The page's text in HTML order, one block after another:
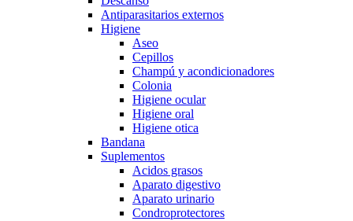
Antiparasitarios externos
Higiene
Aseo
Cepillos
Champú y acondicionadores
Colonia
Higiene ocular
Higiene oral
Higiene otica
Bandana
Suplementos
Acidos grasos
Aparato digestivo
Aparato urinario
Condroprotectores